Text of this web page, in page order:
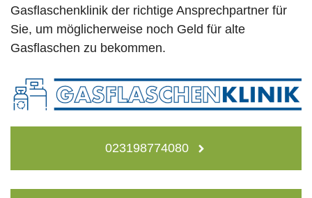
Gasflaschenklinik der richtige Ansprechpartner für
Sie, um möglicherweise noch Geld für alte
Gasflaschen zu bekommen.
023198774080